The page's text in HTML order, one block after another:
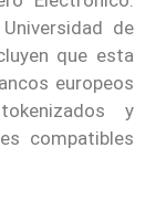
de
que esta
europeos
y
compatibles